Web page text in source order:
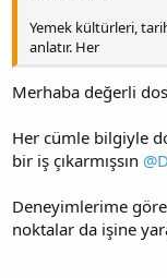
Yemek kültürleri,
anlatır. Her
Merhaba değerli
Her cümle bilgiyle
bir iş çıkarmışsın
Deneyimlerime
noktalar da işine